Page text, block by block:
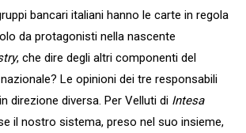
bancari italiani hanno le carte in regola
da protagonisti nella nascente
, che dire degli altri componenti del
Le opinioni dei tre responsabili
direzione diversa. Per Velluti di Intesa
il nostro sistema, preso nel suo insieme,